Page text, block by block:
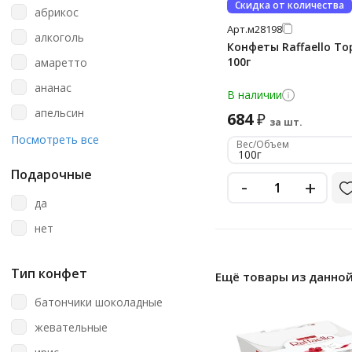
EWedel
Essen
Essen
F Vatel
Fazer
Feletti 1882
Fruittella
120 г
125 г
126 г
130
130 г
140 г
144 г
145 г
15 г
150
пачка
пластиковая
пластиковая банка
пластиковое ведро
пленка
тюбик
целлофан
абрикос
алкоголь
амаретто
ананас
апельсин
арахис
баббл гам
Посмотреть все
Подарочные
да
нет
Тип конфет
батончики шоколадные
жевательные
Скидка от количества
Арт.м28198
Конфеты Raffaello
100г
В наличии
684₽ за шт.
Вес/Объем
100г
- +
Ещё товары из